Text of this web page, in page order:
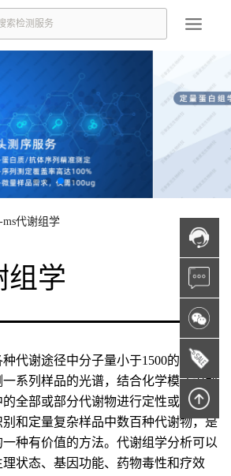
ms代谢组学
组学
代谢途径中分子量小于1500的小分子
系列样品的光谱，结合化学模式识别
全部或部分代谢物进行定性或定量分
和定量复杂样品中数百种代谢物，是
种有价值的方法。代谢组学分析可以
状态、基因功能、药物毒性和疗效